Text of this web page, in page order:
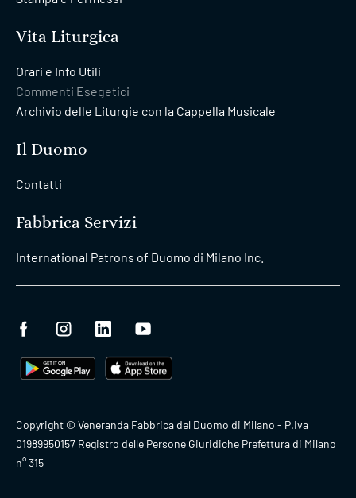
Vita Liturgica
Orari e Info Utili
Commenti Esegetici
Archivio delle Liturgie con la Cappella Musicale
Il Duomo
Contatti
Fabbrica Servizi
International Patrons of Duomo di Milano Inc.
Copyright © Veneranda Fabbrica del Duomo di Milano - P.Iva
01989950157 Registro delle Persone Giuridiche Prefettura di Milano
n° 315